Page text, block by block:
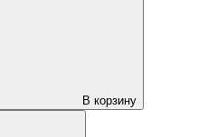
В корзину